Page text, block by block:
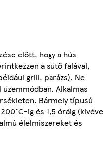
előtt, hogy a hús
a sütő falával,
grill, parázs). Ne
Alkalmas
Bármely típusú
ig és 1,5 óráig (kivéve
élelmiszereket és